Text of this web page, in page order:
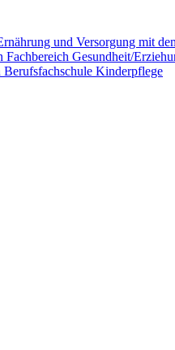
und Versorgung mit
Gesundheit/
Kinderpflege